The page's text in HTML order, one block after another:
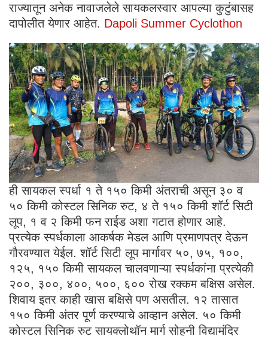
राज्यातून अनेक नावाजलेले सायकलस्वार आपल्या कुटुंबासह
दापोलीत येणार आहेत. Dapoli Summer Cyclothon
ही सायकल स्पर्धा १ ते १५० किमी अंतराची असून ३० व
५० किमी कोस्टल सिनिक रुट, ४ ते १५० किमी शॉर्ट सिटी
लूप, १ व २ किमी फन राईड अशा गटात होणार आहे.
प्रत्येक स्पर्धकाला आकर्षक मेडल आणि प्रमाणपत्र देऊन
गौरवण्यात येईल. शॉर्ट सिटी लूप मार्गावर ५०, ७५, १००,
१२५, १५० किमी सायकल चालवणाऱ्या स्पर्धकांना प्रत्येकी
२००, ३००, ४००, ५००, ६०० रोख रक्कम बक्षिस असेल.
शिवाय इतर काही खास बक्षिसे पण असतील. १२ तासात
१५० किमी अंतर पूर्ण करण्याचे आव्हान असेल. ५० किमी
कोस्टल सिनिक रुट सायक्लोथॉन मार्ग सोहनी विद्यामंदिर